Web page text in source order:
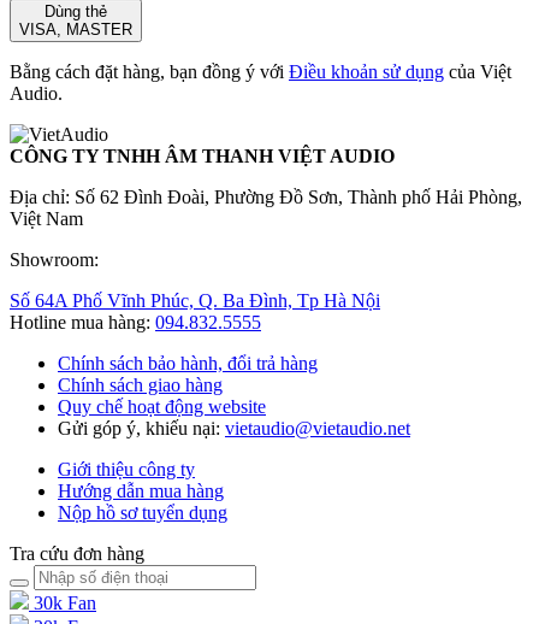
Dùng thẻ
VISA, MASTER
Bằng cách đặt hàng, bạn đồng ý với Điều khoản sử dụng của Việt
Audio.
CÔNG TY TNHH ÂM THANH VIỆT AUDIO
Địa chỉ: Số 62 Đình Đoài, Phường Đồ Sơn, Thành phố Hải Phòng,
Việt Nam
Showroom:
Số 64A Phố Vĩnh Phúc, Q. Ba Đình, Tp Hà Nội
Hotline mua hàng: 094.832.5555
Chính sách bảo hành, đổi trả hàng
Chính sách giao hàng
Quy chế hoạt động website
Gửi góp ý, khiếu nại: vietaudio@vietaudio.net
Giới thiệu công ty
Hướng dẫn mua hàng
Nộp hồ sơ tuyển dụng
Tra cứu đơn hàng
30k Fan